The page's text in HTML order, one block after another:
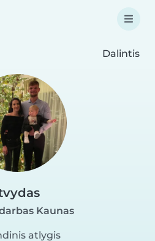
Dalintis
Kaunas
atlygis